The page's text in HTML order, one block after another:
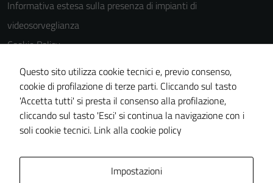
Informativa estesa sulla presenza di impianti di
videosorveglianza
Cookie Policy
Note legali
Dichiarazione di accessibilità
Piano di miglioramento del sito
Statistiche sito web
Questo sito utilizza cookie tecnici e, previo consenso,
cookie di profilazione di terze parti. Cliccando sul tasto
'Accetta tutti' si presta il consenso alla profilazione,
cliccando sul tasto 'Esci' si continua la navigazione con i
soli cookie tecnici. Link alla cookie policy
Impostazioni
personali.